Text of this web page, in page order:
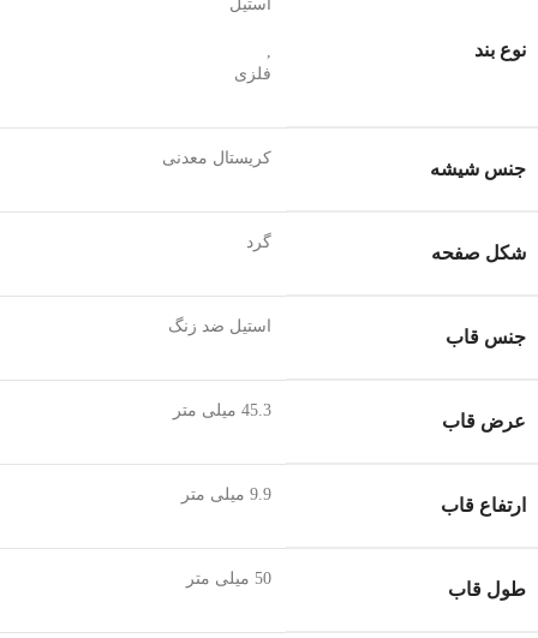
نوع بند
استیل
فلزی
جنس شیشه
کریستال معدنی
شکل صفحه
گرد
جنس قاب
استیل ضد زنگ
عرض قاب
45.3 میلی متر
ارتفاع قاب
9.9 میلی متر
طول قاب
50 میلی متر